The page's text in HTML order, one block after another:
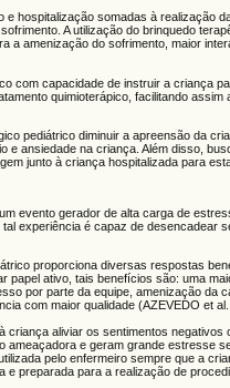
hospitalização somadas à realização
A utilização do brinquedo
a amenização do sofrimento, maior
com capacidade de instruir a criança
quimioterápico, facilitando
pediátrico diminuir a apreensão da
ansiedade na criança. Além disso,
junto à criança hospitalizada para
evento gerador de alta carga de
experiência é capaz de desencadear
proporciona diversas respostas
ativo, tais benefícios são: uma
por parte da equipe, amenização da
com maior qualidade (AZEVEDO et
aliviar os sentimentos
e geram grande estresse
pelo enfermeiro sempre que a
preparada para a realização de